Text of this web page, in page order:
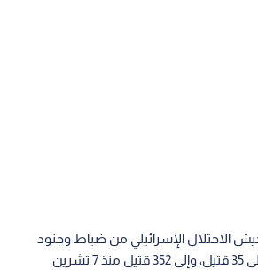
الاحتلال الإسرائيلي من ضباط وجنود
منذ بدء العملية البرية إلى 35 قتيل، وإلى 352 قتيل منذ 7 تشرين